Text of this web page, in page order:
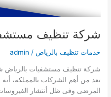
شركة تنظيف
خدمات تنظيف بالرياض /
admin
شركة تنظيف مستشفيات بالرياض
تعد من أهم الشركات بالمملكة،
المرضى وفى ظل أنتشار